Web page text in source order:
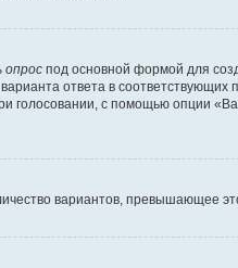
опрос под основной формой для
ответа в
голосовании, с помощью опции
вариантов, превышающее